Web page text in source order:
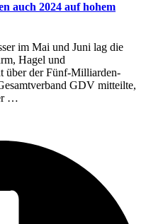
auch 2024 auf hohem
im Mai und Juni lag die
Hagel und
über der Fünf-Milliarden-
GDV mitteilte,
…